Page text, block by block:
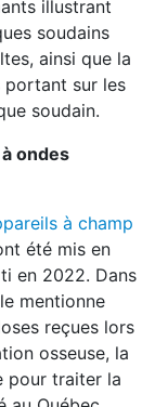
illustrant
soudains
ainsi que la
portant sur les
soudain.
ondes
à champ
été mis en
en 2022. Dans
mentionne
reçues lors
osseuse, la
pour traiter la